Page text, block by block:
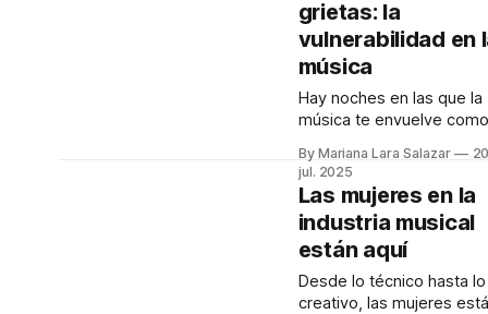
Audiocolumna0:00/
Hay proyectos que se
anuncian con meses de
calculados, con campañas
para crear expectativas
grietas: la
vulnerabilidad en
música
Hay noches en las que la
música te envuelve
cuestas. Hay noches en las
que la música te envuelve
como si supiera lo que
cargas a cuestas. Una
melodía, una letra, un
suspiro en la voz de un
artista que, sin saberlo,
By Mariana Lara Salazar
20
jul. 2025
Las mujeres en la
industria musical
están aquí
Desde lo técnico hasta lo
creativo, las mujeres